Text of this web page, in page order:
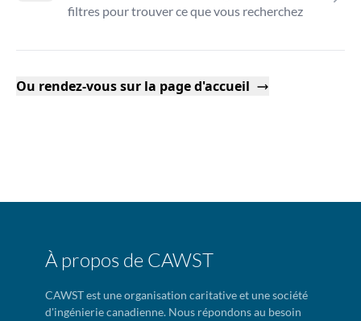
filtres pour trouver ce que vous recherchez
Ou rendez-vous sur la page d'accueil
À propos de CAWST
CAWST est une organisation caritative et une société
d'ingénierie canadienne. Nous répondons au besoin